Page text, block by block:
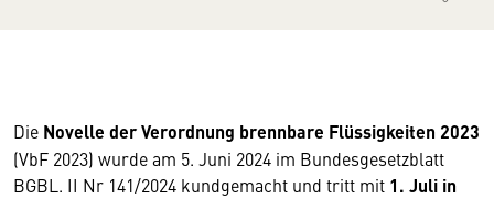
Die Novelle der Verordnung brennbare Flüssigkeiten 2023
(VbF 2023) wurde am 5. Juni 2024 im Bundesgesetzblatt
BGBL. II Nr 141/2024 kundgemacht und tritt mit 1. Juli in